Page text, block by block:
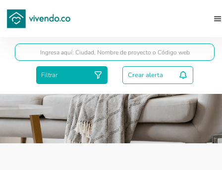
Filtrar Crear alerta
Proyectos Superior a VIS